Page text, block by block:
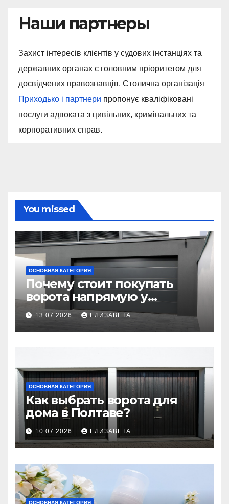
Наши партнеры
Захист інтересів клієнтів у судових інстанціях та
державних органах є головним пріоритетом для
досвідчених правознавців. Столична організація
Приходько і партнери пропонує кваліфіковані
послуги адвоката з цивільних, кримінальних та
корпоративних справ.
You missed
ОСНОВНАЯ КАТЕГОРИЯ
Почему стоит покупать
ворота напрямую у
производителя
13.07.2026 ЕЛИЗАВЕТА
ОСНОВНАЯ КАТЕГОРИЯ
Как выбрать ворота для
дома в Полтаве?
10.07.2026 ЕЛИЗАВЕТА
ОСНОВНАЯ КАТЕГОРИЯ